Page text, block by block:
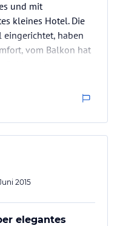
und mit
kleines Hotel. Die
haben
vom Balkon hat
lecker, wir wären
2015
elegantes